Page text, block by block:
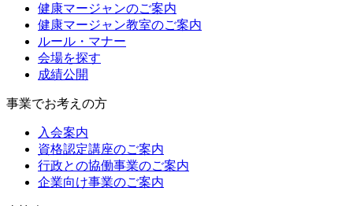
健康マージャンのご案内
健康マージャン教室のご案内
ルール・マナー
会場を探す
成績公開
事業でお考えの方
入会案内
資格認定講座のご案内
行政との協働事業のご案内
企業向け事業のご案内